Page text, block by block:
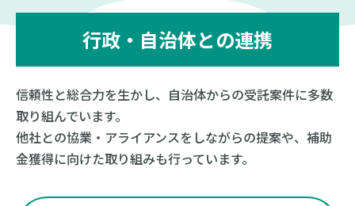
行政・自治体との連携
信頼性と総合力を生かし、自治体からの受託案件に多数
取り組んでいます。
他社との協業・アライアンスをしながらの提案や、補助
金獲得に向けた取り組みも行っています。